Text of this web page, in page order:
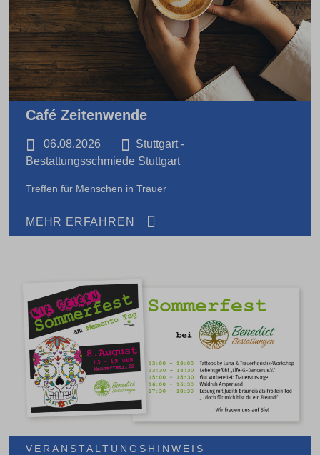
Café Zeitenwende
06.08.2026
Stuttgart -
Bestattungsschmiede Stuttgart
Treffen für Menschen in Trauer
MEHR ERFAHREN
VERANSTALTUNGSHINWEIS